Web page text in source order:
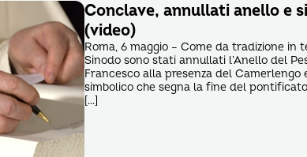
Conclave, annullati anello e
(video)
Roma, 6 maggio – Come da tradizione in
Sinodo sono stati annullati l’Anello del
Francesco alla presenza del
simbolico che segna la fine del
[…]